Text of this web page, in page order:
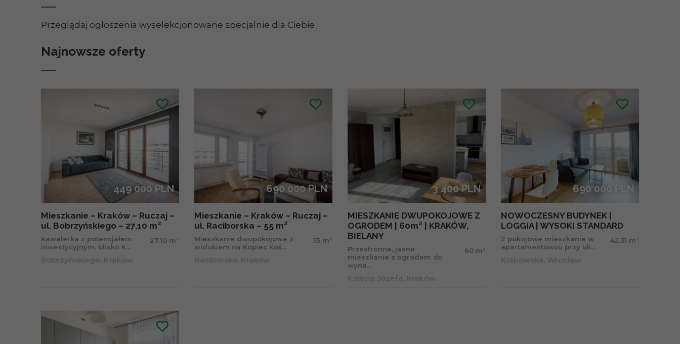
Przeglądaj ogłoszenia wyselekcjonowane specjalnie dla Ciebie
Najnowsze oferty
449 000 PLN
Mieszkanie – Kraków – Ruczaj –
ul. Bobrzyńskiego – 27,10 m²
Kawalerka z potencjałem
inwestycyjnym, blisko K...
27.10 m 2
690 000 PLN
Mieszkanie – Kraków – Ruczaj –
ul. Raciborska – 55 m²
Mieszkanie dwupokojowe z
widokiem na Kopiec Koś...
55 m 2
3 400 PLN
MIESZKANIE DWUPOKOJOWE Z
OGRODEM | 60m² | KRAKÓW,
BIELANY
Przestronne, jasne
mieszkanie z ogrodem do
wyna...
60 m 2
690 000 PLN
NOWOCZESNY BUDYNEK |
LOGGIA | WYSOKI STANDARD
2 pokojowe mieszkanie w
apartamentowcu przy uli...
42.31 m 2